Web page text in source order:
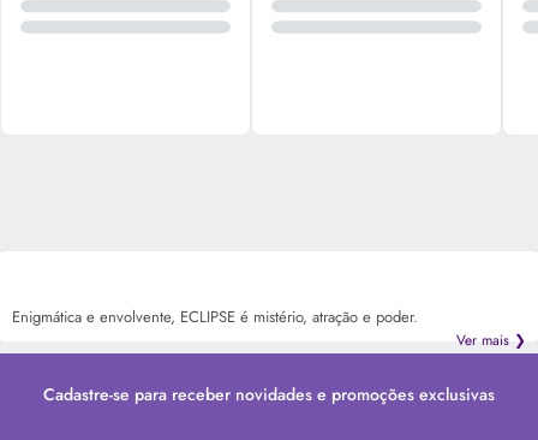
Enigmática e envolvente, ECLIPSE é mistério, atração e poder.
Ver mais ❯
Cadastre-se para receber novidades e promoções exclusivas